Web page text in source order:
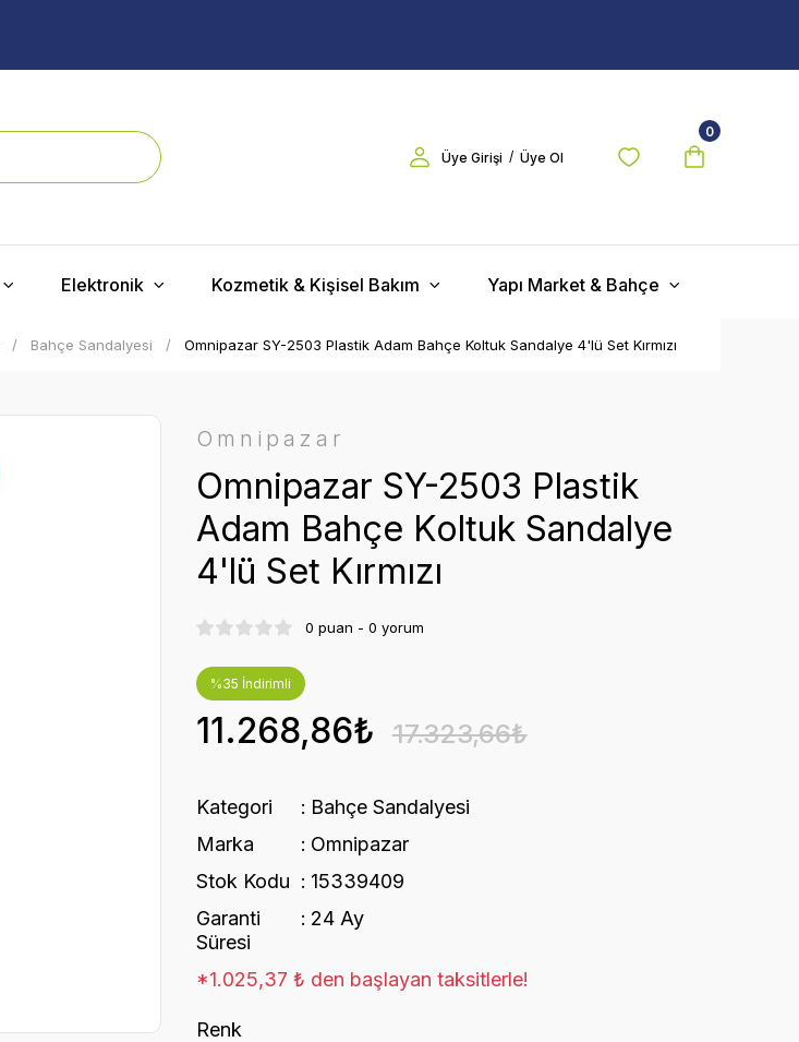
Üye Girişi / Üye Ol
0
Elektronik Kozmetik & Kişisel Bakım Yapı Market & Bahçe
Bahçe Sandalyesi Omnipazar SY-2503 Plastik Adam Bahçe Koltuk Sandalye 4'lü Set Kırmızı
Omnipazar
Omnipazar SY-2503 Plastik
Adam Bahçe Koltuk Sandalye
4'lü Set Kırmızı
0 puan - 0 yorum
%35 İndirimli
11.268,86₺ 17.323,66₺
Kategori
Bahçe Sandalyesi
Marka
Omnipazar
Stok Kodu
15339409
Garanti
Süresi
24 Ay
*1.025,37 ₺ den başlayan taksitlerle!
Renk